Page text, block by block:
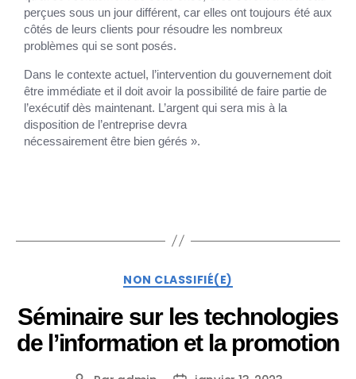
perçues sous un jour différent, car elles ont toujours été aux
côtés de leurs clients pour résoudre les nombreux
problèmes qui se sont posés.
Dans le contexte actuel, l’intervention du gouvernement doit
être immédiate et il doit avoir la possibilité de faire partie de
l’exécutif dès maintenant. L’argent qui sera mis à la
disposition de l’entreprise devra
nécessairement être bien gérés ».
NON CLASSIFIÉ(E)
Séminaire sur les technologies
de l’information et la promotion